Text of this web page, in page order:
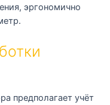
эргономично
предполагает учёт